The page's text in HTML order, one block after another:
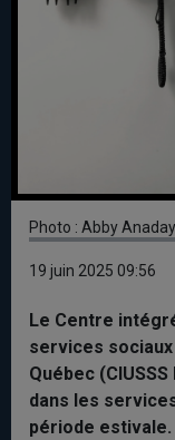
Photo : Abby
19 juin 2025 09:56
Le Centre
services
Québec
dans les
période